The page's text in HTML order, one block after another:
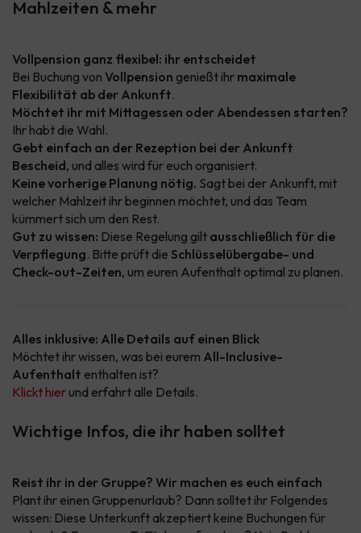
Mahlzeiten & mehr
Vollpension ganz flexibel: ihr entscheidet
Bei Buchung von Vollpension genießt ihr maximale
Flexibilität ab der Ankunft.
Möchtet ihr mit Mittagessen oder Abendessen starten?
Ihr habt die Wahl.
Gebt einfach an der Rezeption bei der Ankunft
Bescheid, und alles wird für euch organisiert.
Keine vorherige Planung nötig. Sagt bei der Ankunft, mit
welcher Mahlzeit ihr beginnen möchtet, und das Team
kümmert sich um den Rest.
Gut zu wissen: Diese Regelung gilt ausschließlich für die
Verpflegung. Bitte prüft die Schlüsselübergabe- und
Check-out-Zeiten, um euren Aufenthalt optimal zu planen.
Alles inklusive: Alle Details auf einen Blick
Möchtet ihr wissen, was bei eurem All-Inclusive-
Aufenthalt enthalten ist?
Klickt hier und erfahrt alle Details.
Wichtige Infos, die ihr haben solltet
Reist ihr in der Gruppe? Wir machen es euch einfach
Plant ihr einen Gruppenurlaub? Dann solltet ihr Folgendes
wissen: Diese Unterkunft akzeptiert keine Buchungen für